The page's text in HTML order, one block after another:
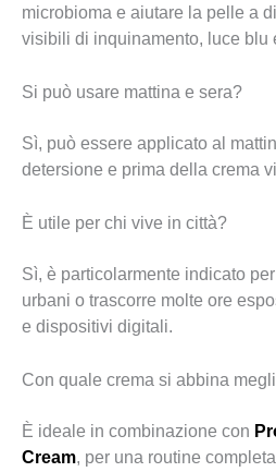
microbioma e aiutare la pelle a
visibili di inquinamento, luce blu
Si può usare mattina e sera?
Sì, può essere applicato al
detersione e prima della crema
È utile per chi vive in città?
Sì, è particolarmente indicato
urbani o trascorre molte ore
e dispositivi digitali.
Con quale crema si abbina
È ideale in combinazione con
Cream, per una routine